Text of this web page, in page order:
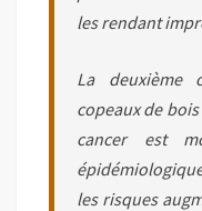
les rendant
La deuxième
copeaux de
cancer est
les risques